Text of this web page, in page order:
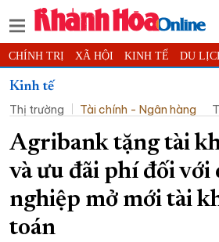
CHÍNH TRỊ XÃ HỘI KINH TẾ DU
THỂ THAO
KHOA HỌC - CÔNG NGHỆ PHÁP LUẬT
THẾ GIỚI MULTIMEDIA VIDEO ĐỌC
PODCAST THÔNG TIN - QUẢNG CÁO
QUY HOẠCH TỈNH KHÁNH HÒA
TRƯỜNG SA BIỂN ĐẢO QUÊ HƯƠNG
Kinh tế
Thị trường
Tài chính - Ngân hàng
Agribank tặng tài
và ưu đãi phí đối với
nghiệp mở mới tài
toán